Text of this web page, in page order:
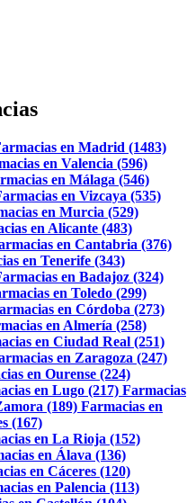
en Madrid (1483)
en Valencia (596)
en Málaga (546)
en Vizcaya (535)
en Murcia (529)
en Alicante (483)
en Cantabria (376)
en Tenerife (343)
en Badajoz (324)
en Toledo (299)
en Córdoba (273)
en Almería (258)
en Ciudad Real (251)
en Zaragoza (247)
en Ourense (224)
en Lugo (217) Farmacias
(189) Farmacias en
(167)
en La Rioja (152)
en Álava (136)
en Cáceres (120)
en Palencia (113)